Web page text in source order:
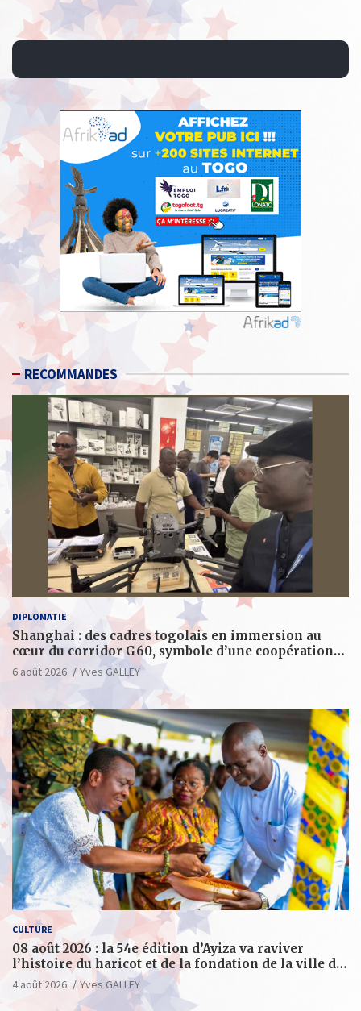
RECOMMANDES
DIPLOMATIE
Shanghai : des cadres togolais en immersion au
cœur du corridor G60, symbole d’une coopération
sino-togolaise axée sur l’excellence et le leadership
6 août 2026 Yves GALLEY
CULTURE
08 août 2026 : la 54e édition d’Ayiza va raviver
l’histoire du haricot et de la fondation de la ville de
Tsévié
4 août 2026 Yves GALLEY